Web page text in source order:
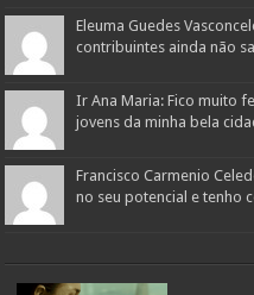
Eleuma Guedes
contribuintes ainda não
Ir Ana Maria: Fico muito
jovens da minha bela
Francisco Carmenio
no seu potencial e tenho